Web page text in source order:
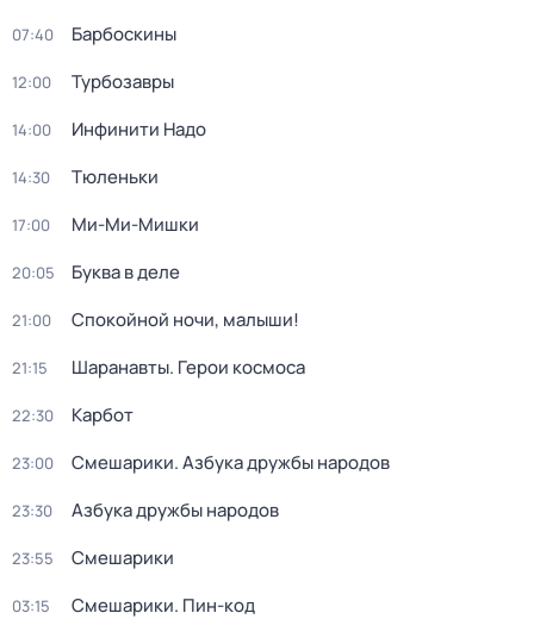
07:40 Барбоскины
12:00 Турбозавры
14:00 Инфинити Надо
14:30 Тюленьки
17:00 Ми-Ми-Мишки
20:05 Буква в деле
21:00 Спокойной ночи, малыши!
21:15 Шаранавты. Герои космоса
22:30 Карбот
23:00 Смешарики. Азбука дружбы народов
23:30 Азбука дружбы народов
23:55 Смешарики
03:15 Смешарики. Пин-код